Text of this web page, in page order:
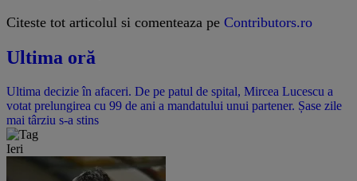
Citeste tot articolul si comenteaza pe Contributors.ro
Ultima oră
Ultima decizie în afaceri. De pe patul de spital, Mircea Lucescu a
votat prelungirea cu 99 de ani a mandatului unui partener. Șase zile
mai târziu s-a stins
Ieri